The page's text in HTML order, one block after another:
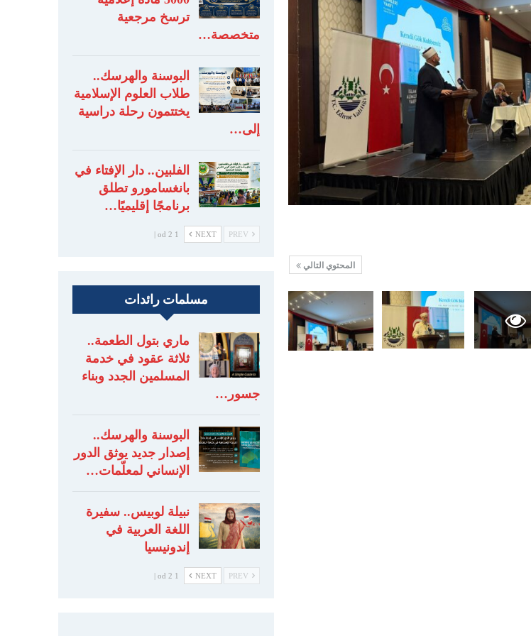
المحتوي التالي
ترسخ مرجعية
متخصصة…
البوسنة والهرسك..
طلاب العلوم الإسلامية
يختتمون رحلة دراسية
إلى…
الفلبين.. دار الإفتاء في
بانغسامورو تطلق
برنامجًا إقليميًا…
NEXT
1 od 2 |
مسلمات رائدات
ماري بتول الطعمة..
ثلاثة عقود في خدمة
المسلمين الجدد وبناء
جسور…
البوسنة والهرسك..
إصدار جديد يوثق الدور
الإنساني لمعلّمات…
نبيلة لوبيس.. سفيرة
اللغة العربية في
إندونيسيا
NEXT
1 od 2 |